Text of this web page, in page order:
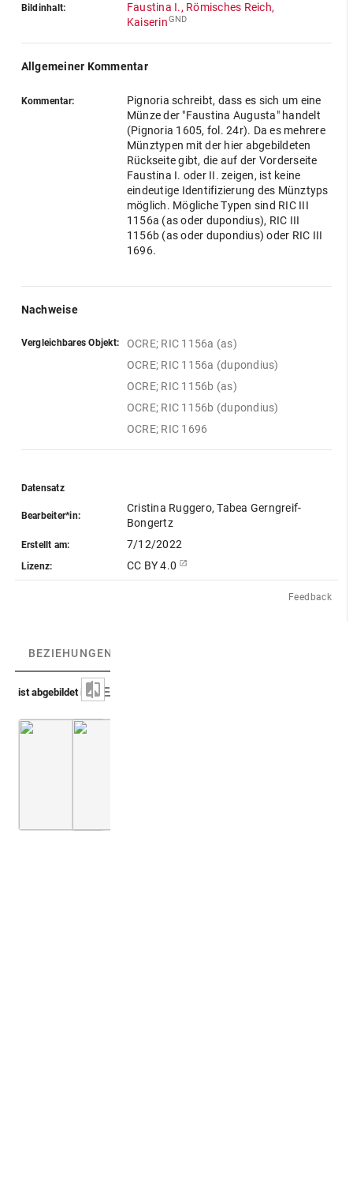
Bildinhalt:
Faustina I., Römisches Reich,
KaiserinGND
Allgemeiner Kommentar
Kommentar:
Pignoria schreibt, dass es sich um eine
Münze der "Faustina Augusta" handelt
(Pignoria 1605, fol. 24r). Da es mehrere
Münztypen mit der hier abgebildeten
Rückseite gibt, die auf der Vorderseite
Faustina I. oder II. zeigen, ist keine
eindeutige Identifizierung des Münztyps
möglich. Mögliche Typen sind RIC III
1156a (as oder dupondius), RIC III
1156b (as oder dupondius) oder RIC III
1696.
Nachweise
Vergleichbares Objekt:
OCRE; RIC 1156a (as)
OCRE; RIC 1156a (dupondius)
OCRE; RIC 1156b (as)
OCRE; RIC 1156b (dupondius)
OCRE; RIC 1696
Datensatz
Bearbeiter*in:
Cristina Ruggero, Tabea Gerngreif-
Bongertz
Erstellt am: 7/12/2022
Lizenz: CC BY 4.0
Feedback
BEZIEHUNGEN
ist abgebildet in